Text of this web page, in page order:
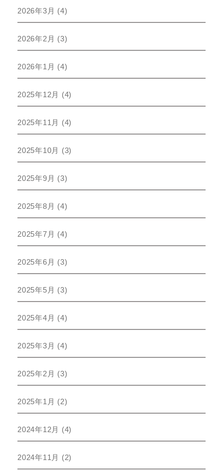
2026年3月 (4)
2026年2月 (3)
2026年1月 (4)
2025年12月 (4)
2025年11月 (4)
2025年10月 (3)
2025年9月 (3)
2025年8月 (4)
2025年7月 (4)
2025年6月 (3)
2025年5月 (3)
2025年4月 (4)
2025年3月 (4)
2025年2月 (3)
2025年1月 (2)
2024年12月 (4)
2024年11月 (2)